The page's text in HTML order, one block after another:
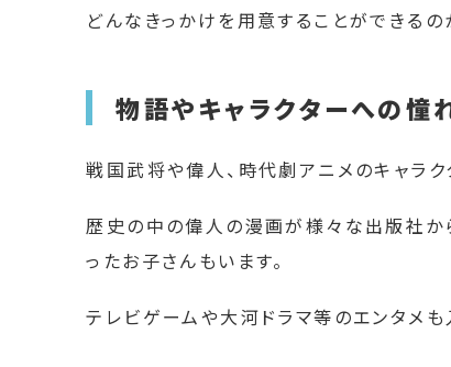
どんなきっかけを用意することができるの
物語やキャラクターへの憧
戦国武将や偉人、時代劇アニメのキャラ
歴史の中の偉人の漫画が様々な出版社か
ったお子さんもいます。
テレビゲームや大河ドラマ等のエンタメも